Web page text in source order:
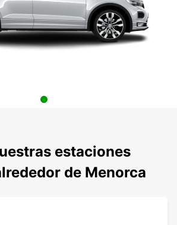
estaciones
de Menorca